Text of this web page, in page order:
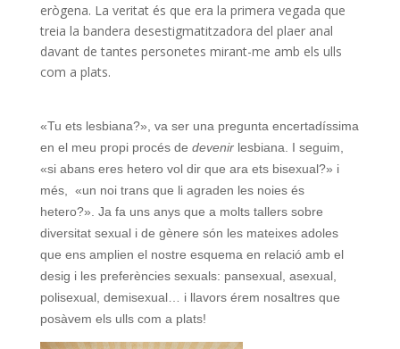
erògena. La veritat és que era la primera vegada que
treia la bandera desestigmatitzadora del plaer anal
davant de tantes personetes mirant-me amb els ulls
com a plats.
«Tu ets lesbiana?», va ser una pregunta encertadíssima
en el meu propi procés de devenirlesbiana. I seguim,
«si abans eres hetero vol dir que ara ets bisexual?» i
més, «un noi trans que li agraden les noies és
hetero?». Ja fa uns anys que a molts tallers sobre
diversitat sexual i de gènere són les mateixes adoles
que ens amplien el nostre esquema en relació amb el
desig i les preferències sexuals: pansexual, asexual,
polisexual, demisexual… i llavors érem nosaltres que
posàvem els ulls com a plats!